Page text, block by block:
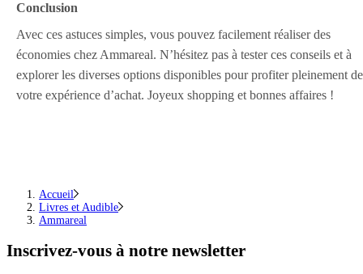
Conclusion
Avec ces astuces simples, vous pouvez facilement réaliser des
économies chez Ammareal. N’hésitez pas à tester ces conseils et à
explorer les diverses options disponibles pour profiter pleinement de
votre expérience d’achat. Joyeux shopping et bonnes affaires !
Accueil
Livres et Audible
Ammareal
Inscrivez-vous à notre newsletter